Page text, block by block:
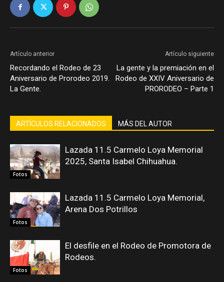
Artículo anterior
Recordando el Rodeo de 23
Aniversario de Prorodeo 2019.
La Gente.
Artículo siguiente
La gente y la premiación en el
Rodeo de XXIV Aniversario de
PRORODEO – Parte 1
ARTÍCULOS RELACIONADOS MÁS DEL AUTOR
Fotos
Lazada 11.5 Carmelo Loya Memorial
2025, Santa Isabel Chihuahua.
Fotos
Lazada 11.5 Carmelo Loya Memorial,
Arena Dos Potrillos
Fotos
El desfile en el Rodeo de Promotora de
Rodeos.